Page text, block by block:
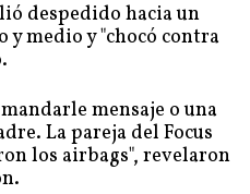
despedido hacia un
y medio y "chocó contra
mensaje o una
La pareja del Focus
los airbags", revelaron